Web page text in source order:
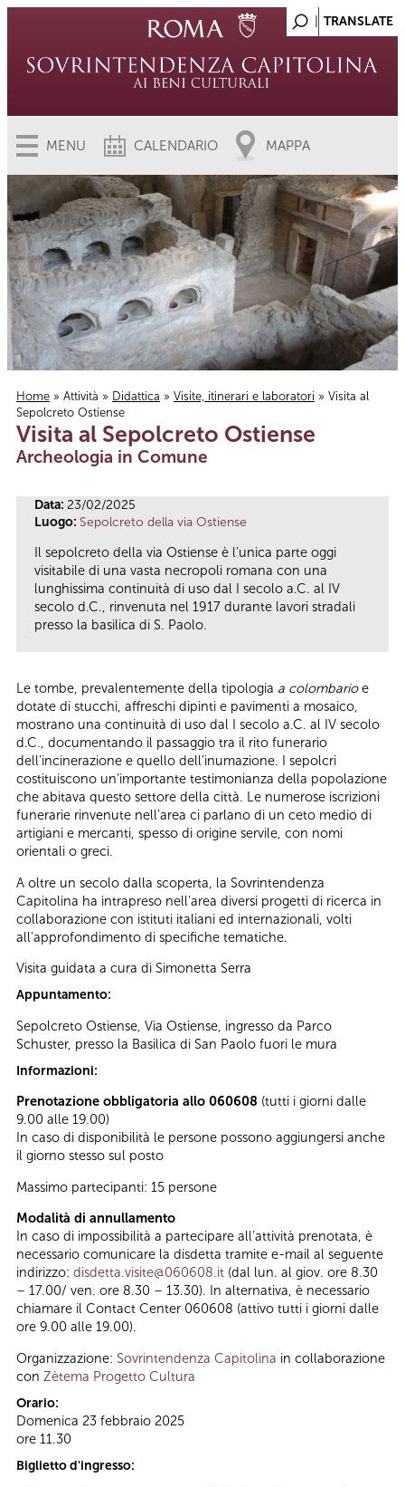
MENU CALENDARIO MAPPA
Tu sei qui
Home » Attività » Didattica » Visite, itinerari e laboratori » Visita al
Sepolcreto Ostiense
Visita al Sepolcreto Ostiense
Archeologia in Comune
Data: 23/02/2025
Luogo: Sepolcreto della via Ostiense
Il sepolcreto della via Ostiense è l’unica parte oggi
visitabile di una vasta necropoli romana con una
lunghissima continuità di uso dal I secolo a.C. al IV
secolo d.C., rinvenuta nel 1917 durante lavori stradali
presso la basilica di S. Paolo.
Le tombe, prevalentemente della tipologia a colombarioe
dotate di stucchi, affreschi dipinti e pavimenti a mosaico,
mostrano una continuità di uso dal I secolo a.C. al IV secolo
d.C., documentando il passaggio tra il rito funerario
dell’incinerazione e quello dell’inumazione. I sepolcri
costituiscono un’importante testimonianza della popolazione
che abitava questo settore della città. Le numerose iscrizioni
funerarie rinvenute nell’area ci parlano di un ceto medio di
artigiani e mercanti, spesso di origine servile, con nomi
orientali o greci.
A oltre un secolo dalla scoperta, la Sovrintendenza
Capitolina ha intrapreso nell'area diversi progetti di ricerca in
collaborazione con istituti italiani ed internazionali, volti
all'approfondimento di specifiche tematiche.
Visita guidata a cura di Simonetta Serra
Appuntamento:
Sepolcreto Ostiense, Via Ostiense, ingresso da Parco
Schuster, presso la Basilica di San Paolo fuori le mura
Informazioni:
Prenotazione obbligatoria allo 060608 (tutti i giorni dalle
9.00 alle 19.00)
In caso di disponibilità le persone possono aggiungersi anche
il giorno stesso sul posto
Massimo partecipanti: 15 persone
Modalità di annullamento
In caso di impossibilità a partecipare all’attività prenotata, è
necessario comunicare la disdetta tramite e-mail al seguente
indirizzo: disdetta.visite@060608.it (dal lun. al giov. ore 8.30
– 17.00/ ven. ore 8.30 – 13.30). In alternativa, è necessario
chiamare il Contact Center 060608 (attivo tutti i giorni dalle
ore 9.00 alle 19.00).
Organizzazione: Sovrintendenza Capitolina in collaborazione
con Zètema Progetto Cultura
Orario:
Domenica 23 febbraio 2025
ore 11.30
Biglietto d'ingresso: